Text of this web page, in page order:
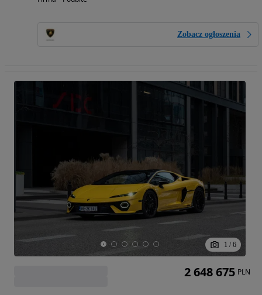
Zobacz ogłoszenia
1 / 6
2 648 675 PLN